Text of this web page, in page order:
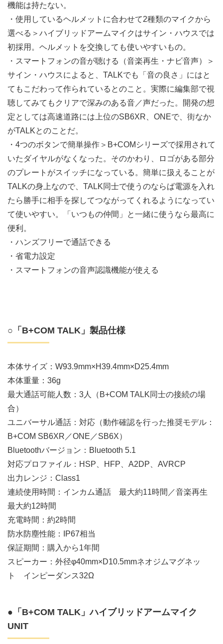
機能は持たない。
・使用しているヘルメットに合わせて2種類のマイクから
選べる＞ハイブリッドアームマイクはサイン・ハウスでは
初採用。ヘルメットを交換しても使いやすいもの。
・スマートフォンの音が聴ける（音楽再生・ナビ音声）＞
サイン・ハウスによると、TALKでも「音の良さ」にはと
てもこだわって作られているとのこと。実際に編集部で視
聴してみてもクリアで深みのある音／声だった。開発の想
定としては高速道路には上位のSB6XR、ONEで、街なか
がTALKとのことだ。
・4つのボタンで簡単操作＞B+COMシリーズで採用されて
いたダイヤルがなくなった。そのかわり、ロゴがある部分
のプレートがスイッチになっている。簡単に扱えることが
TALKの身上なので、TALK同士で使うのならば電源を入れ
たら勝手に相手を探してつながってくれるようになってい
て使いやすい。「いつもの仲間」と一緒に使うなら最高に
便利。
・ハンズフリーで通話できる
・省電力設定
・スマートフォンの音声認識機能が使える
○「B+COM TALK」製品仕様
本体サイズ：W93.9mm×H39.4mm×D25.4mm
本体重量：36g
最大通話可能人数：3人（B+COM TALK同士の接続の場
合）
ユニバーサル通話：対応（動作確認を行った推奨モデル：
B+COM SB6XR／ONE／SB6X）
Bluetoothバージョン：Bluetooth 5.1
対応プロファイル：HSP、HFP、A2DP、AVRCP
出力レンジ：Class1
連続使用時間：インカム通話 最大約11時間／音楽再生
最大約12時間
充電時間：約2時間
防水防塵性能：IP67相当
保証期間：購入から1年間
スピーカー：外径φ40mm×D10.5mmネオジムマグネッ
ト インピーダンス32Ω
●「B+COM TALK」ハイブリッドアームマイク
UNIT